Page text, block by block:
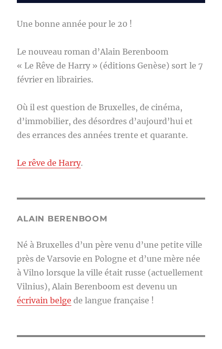
Une bonne année pour le 20 !
Le nouveau roman d’Alain Berenboom
« Le Rêve de Harry » (éditions Genèse) sort le 7
février en librairies.
Où il est question de Bruxelles, de cinéma,
d’immobilier, des désordres d’aujourd’hui et
des errances des années trente et quarante.
Le rêve de Harry.
ALAIN BERENBOOM
Né à Bruxelles d’un père venu d’une petite ville
près de Varsovie en Pologne et d’une mère née
à Vilno lorsque la ville était russe (actuellement
Vilnius), Alain Berenboom est devenu un
écrivain belge de langue française !